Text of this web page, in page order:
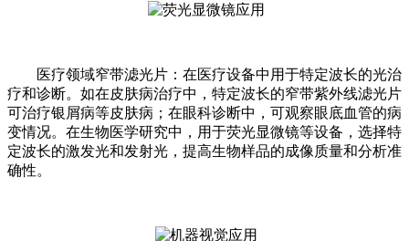
医疗领域窄带滤光片：在医疗设备中用于特定波长的光治
疗和诊断。如在皮肤病治疗中，特定波长的窄带紫外线滤光片
可治疗银屑病等皮肤病；在眼科诊断中，可观察眼底血管的病
变情况。在生物医学研究中，用于荧光显微镜等设备，选择特
定波长的激发光和发射光，提高生物样品的成像质量和分析准
确性。